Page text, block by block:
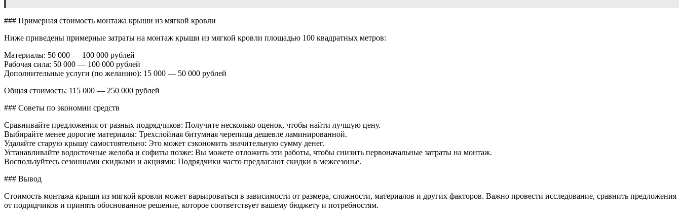
### Примерная стоимость монтажа крыши из мягкой кровли
Ниже приведены примерные затраты на монтаж крыши из мягкой кровли площадью 100 квадратных метров:
Материалы: 50 000 — 100 000 рублей
Рабочая сила: 50 000 — 100 000 рублей
Дополнительные услуги (по желанию): 15 000 — 50 000 рублей
Общая стоимость: 115 000 — 250 000 рублей
### Советы по экономии средств
Сравнивайте предложения от разных подрядчиков: Получите несколько оценок, чтобы найти лучшую цену.
Выбирайте менее дорогие материалы: Трехслойная битумная черепица дешевле ламинированной.
Удаляйте старую крышу самостоятельно: Это может сэкономить значительную сумму денег.
Устанавливайте водосточные желоба и софиты позже: Вы можете отложить эти работы, чтобы снизить первоначальные затраты на монтаж.
Воспользуйтесь сезонными скидками и акциями: Подрядчики часто предлагают скидки в межсезонье.
### Вывод
Стоимость монтажа крыши из мягкой кровли может варьироваться в зависимости от размера, сложности, материалов и других факторов. Важно провести исследование, сравнить предложения
от подрядчиков и принять обоснованное решение, которое соответствует вашему бюджету и потребностям.